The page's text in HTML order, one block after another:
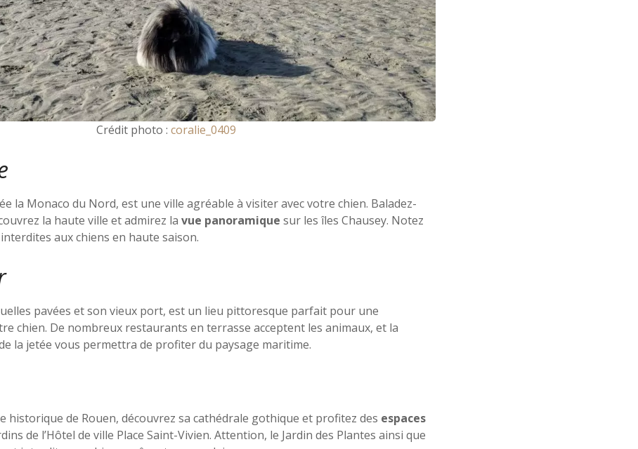
Crédit photo : coralie_0409
la Monaco du Nord, est une ville agréable à visiter avec votre chien. Baladez-
la haute ville et admirez la vue panoramique sur les îles Chausey. Notez
aux chiens en haute saison.
pavées et son vieux port, est un lieu pittoresque parfait pour une
chien. De nombreux restaurants en terrasse acceptent les animaux, et la
la jetée vous permettra de profiter du paysage maritime.
historique de Rouen, découvrez sa cathédrale gothique et profitez des espaces
de l’Hôtel de ville Place Saint-Vivien. Attention, le Jardin des Plantes ainsi que